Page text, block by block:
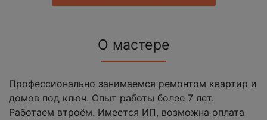
О мастере
Профессионально занимаемся ремонтом квартир и
домов под ключ. Опыт работы более 7 лет.
Работаем втроём. Имеется ИП, возможна оплата